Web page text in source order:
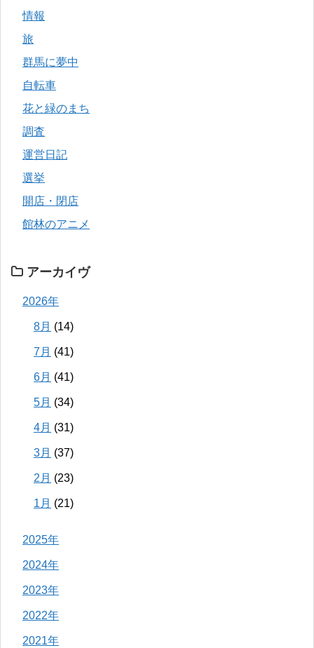
情報
旅
群馬に夢中
自転車
花と緑のまち
調査
運営日記
選挙
開店・閉店
館林のアニメ
アーカイヴ
2026年
8月 (14)
7月 (41)
6月 (41)
5月 (34)
4月 (31)
3月 (37)
2月 (23)
1月 (21)
2025年
2024年
2023年
2022年
2021年